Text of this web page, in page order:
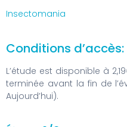
Insectomania
Conditions d’accès:
L’étude est disponible à
terminée avant la fin de
Aujourd’hui).